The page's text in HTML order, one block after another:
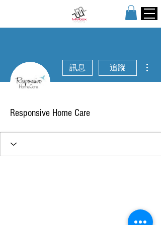
訊息 追蹤
Responsive Home Care